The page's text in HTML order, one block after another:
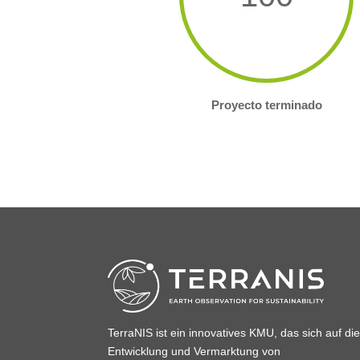
Proyecto terminado
TerraNIS ist ein innovatives KMU, das sich auf die
Entwicklung und Vermarktung von